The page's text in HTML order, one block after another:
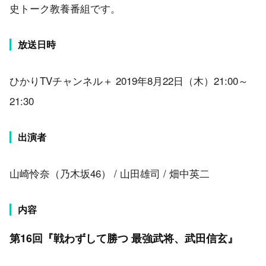
史トーク教養番組です。
放送日時
ひかりTVチャンネル＋ 2019年8月22日（木）21:00～
21:30
出演者
山崎怜奈（乃木坂46） / 山田雄司 / 畑中英二
内容
第16回『戦わずして勝つ 最強武将、武田信玄』